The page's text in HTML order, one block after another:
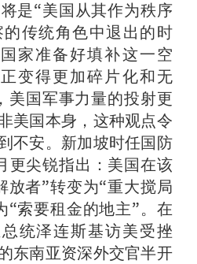
是“美国从其作为秩序
传统角色中退出的时
家准备好填补这一空
变得更加碎片化和无
美国军事力量的投射更
美国本身，这种观点令
不安。新加坡时任国防
更尖锐指出：美国在该
放者”转变为“重大搅局
“索要租金的地主”。在
统泽连斯基访美受挫
东南亚资深外交官半开